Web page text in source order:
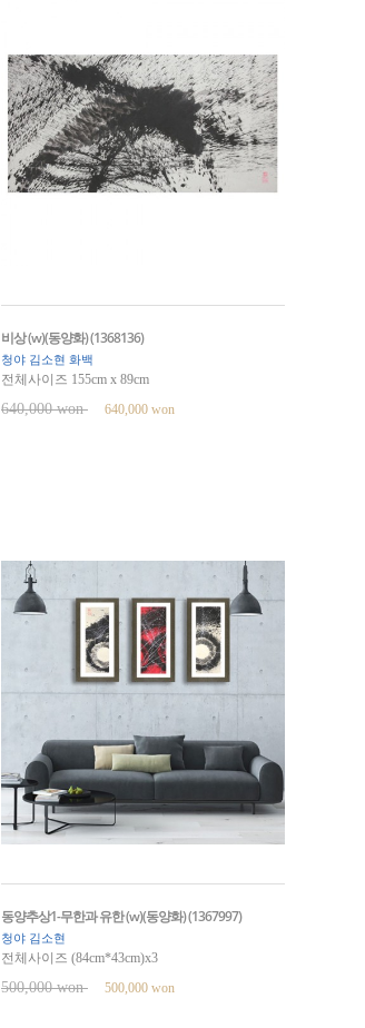
비상 (w)(동양화) (1368136)
청야 김소현 화백
전체사이즈 155cm x 89cm
640,000 won 640,000 won
동양추상1-무한과 유한 (w)(동양화) (1367997)
청야 김소현
전체사이즈 (84cm*43cm)x3
500,000 won 500,000 won